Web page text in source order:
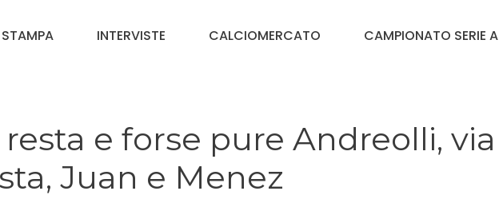
INTERVISTE CALCIOMERCATO CAMPIONATO SERIE A
e forse pure Andreolli, via
Juan e Menez